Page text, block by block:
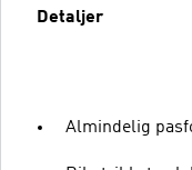
Detaljer
Almindelig